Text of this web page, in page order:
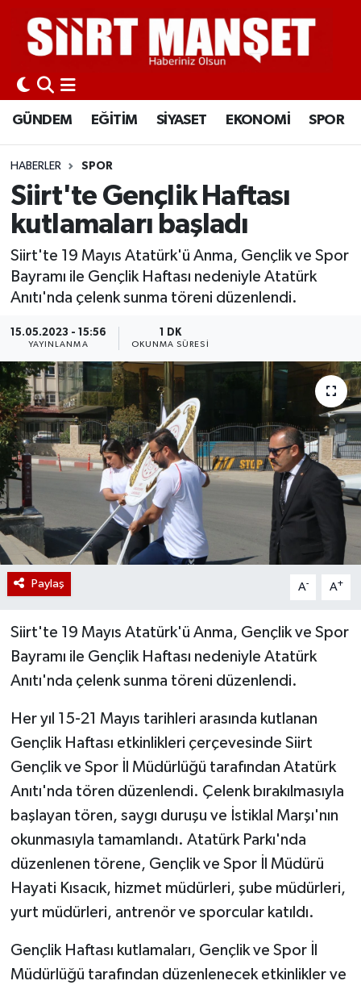
GÜNDEM EĞİTİM SİYASET EKONOMİ SPOR
HABERLER SPOR
Siirt'te Gençlik Haftası
kutlamaları başladı
Siirt'te 19 Mayıs Atatürk'ü Anma, Gençlik ve Spor
Bayramı ile Gençlik Haftası nedeniyle Atatürk
Anıtı'nda çelenk sunma töreni düzenlendi.
15.05.2023 - 15:56
YAYINLANMA
1 DK
OKUNMA SÜRESI
Paylaş A- A+
Siirt'te 19 Mayıs Atatürk'ü Anma, Gençlik ve Spor
Bayramı ile Gençlik Haftası nedeniyle Atatürk
Anıtı'nda çelenk sunma töreni düzenlendi.
Her yıl 15-21 Mayıs tarihleri arasında kutlanan
Gençlik Haftası etkinlikleri çerçevesinde Siirt
Gençlik ve Spor İl Müdürlüğü tarafından Atatürk
Anıtı'nda tören düzenlendi. Çelenk bırakılmasıyla
başlayan tören, saygı duruşu ve İstiklal Marşı'nın
okunmasıyla tamamlandı. Atatürk Parkı'nda
düzenlenen törene, Gençlik ve Spor İl Müdürü
Hayati Kısacık, hizmet müdürleri, şube müdürleri,
yurt müdürleri, antrenör ve sporcular katıldı.
Gençlik Haftası kutlamaları, Gençlik ve Spor İl
Müdürlüğü tarafından düzenlenecek etkinlikler ve
GÜNDEM
EĞİTİM
SİYASET
EKONOMİ
SPOR
KÜLTÜR-SANAT
SAĞLIK-YAŞAM
Siirt Nöbetçi Eczaneler
Siirt Hava Durumu
Siirt Namaz Vakitleri
Siirt Trafik Yoğunluk Haritası
Süper Lig Puan Durumu ve Fikstür
Tüm Manşetler
Son Dakika Haberleri
Haber Arşivi